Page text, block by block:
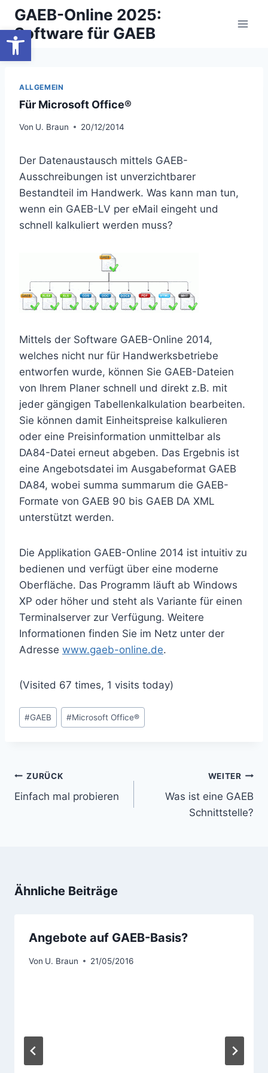
Werkzeugleiste öffnen
Zum
Inhalt
springen
GAEB-Online 2025:
Software für GAEB
ALLGEMEIN
Für Microsoft Office®
Von U. Braun 20/12/2014
Der Datenaustausch mittels GAEB-
Ausschreibungen ist unverzichtbarer
Bestandteil im Handwerk. Was kann man tun,
wenn ein GAEB-LV per eMail eingeht und
schnell kalkuliert werden muss?
Mittels der Software GAEB-Online 2014,
welches nicht nur für Handwerksbetriebe
entworfen wurde, können Sie GAEB-Dateien
von Ihrem Planer schnell und direkt z.B. mit
jeder gängigen Tabellenkalkulation bearbeiten.
Sie können damit Einheitspreise kalkulieren
oder eine Preisinformation unmittelbar als
DA84-Datei erneut abgeben. Das Ergebnis ist
eine Angebotsdatei im Ausgabeformat GAEB
DA84, wobei summa summarum die GAEB-
Formate von GAEB 90 bis GAEB DA XML
unterstützt werden.
Die Applikation GAEB-Online 2014 ist intuitiv zu
bedienen und verfügt über eine moderne
Oberfläche. Das Programm läuft ab Windows
XP oder höher und steht als Variante für einen
Terminalserver zur Verfügung. Weitere
Informationen finden Sie im Netz unter der
Adresse www.gaeb-online.de.
(Visited 67 times, 1 visits today)
Schlagworte:
#GAEB #Microsoft Office®
Beitragsnavigation
ZURÜCK
Einfach mal probieren
WEITER
Was ist eine GAEB
Schnittstelle?
Ähnliche Beiträge
Angebote auf GAEB-Basis?
Von U. Braun 21/05/2016